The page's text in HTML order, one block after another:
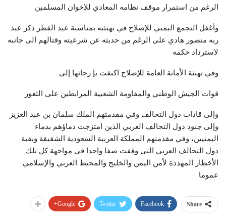
الرغم من استمرار موقف نظامه المعادي للإخوان المسلمين
وأغفل التجمع اليمني للإصلاح في تهنئته بمناسبة عيد الفطر ذكر عبد
ربه منصور هادي على الرغم من حديثه عن شرعيته وقتالهم الى جانبه
لاسترداد حكمه
وفي تهنئة الأمانة العامة للإصلاح اكتفت بإ زجائها إلى
قوات الجيش الوطني والمقاومة الشعبية المرابطين على الثغور
وإلى قادات دول التحالف وفي مقدمتهم الملك سلمان بن عبد العزيز
وإلى جنود دول التحالف العربي الذين امتزجت دماؤهم بدماء
اليمنيين، وفي مقدمتهم المملكة العربية السعودية الشقيقة وبقية
دول التحالف العربي التي وقفت صفا واحدا في مواجهة كل تلك
الأخطار المهددة لأمن اليمن والخليج والمحيط العربي والإسلامي
عموما
Share
Facebook
Twitter
Google+